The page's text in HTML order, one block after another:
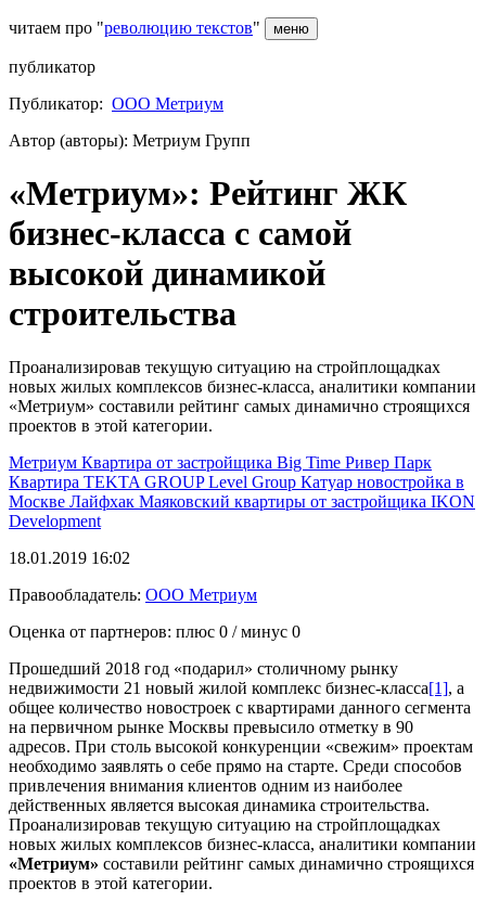
читаем про "революцию текстов" меню
публикатор
Публикатор: ООО Метриум
Автор (авторы): Метриум Групп
«Метриум»: Рейтинг ЖК
бизнес-класса с самой
высокой динамикой
строительства
Проанализировав текущую ситуацию на стройплощадках
новых жилых комплексов бизнес-класса, аналитики компании
«Метриум» составили рейтинг самых динамично строящихся
проектов в этой категории.
Метриум Квартира от застройщика Big Time Ривер Парк
Квартира TEKTA GROUPLevel Group Катуар новостройка в
Москве Лайфхак Маяковский квартиры от застройщика IKON
Development
18.01.2019 16:02
Правообладатель: ООО Метриум
Оценка от партнеров: плюс 0 / минус 0
Прошедший 2018 год «подарил» столичному рынку
недвижимости 21 новый жилой комплекс бизнес-класса[1], а
общее количество новостроек с квартирами данного сегмента
на первичном рынке Москвы превысило отметку в 90
адресов. При столь высокой конкуренции «свежим» проектам
необходимо заявлять о себе прямо на старте. Среди способов
привлечения внимания клиентов одним из наиболее
действенных является высокая динамика строительства.
Проанализировав текущую ситуацию на стройплощадках
новых жилых комплексов бизнес-класса, аналитики компании
«Метриум» составили рейтинг самых динамично строящихся
проектов в этой категории.